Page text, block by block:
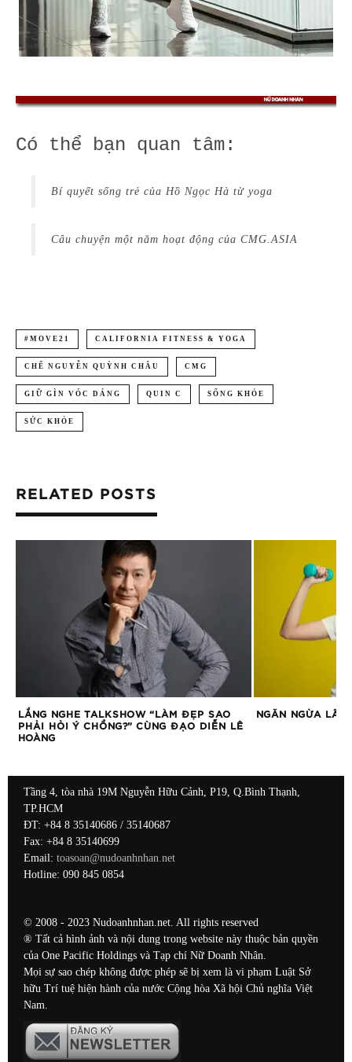
Có thể bạn quan tâm:
Bí quyết sống trẻ của Hồ Ngọc Hà từ yoga
Câu chuyện một năm hoạt động của CMG.ASIA
#MOVE21 CALIFORNIA FITNESS & YOGA
CHẾ NGUYỄN QUỲNH CHÂU CMG
GIỮ GÌN VÓC DÁNG QUIN C SỐNG KHỎE
SỨC KHỎE
RELATED POSTS
LẮNG NGHE TALKSHOW “LÀM ĐẸP SAO
PHẢI HỎI Ý CHỒNG?” CÙNG ĐẠO DIỄN LÊ
HOÀNG
NGĂN NGỪA LÃO
Tầng 4, tòa nhà 19M Nguyễn Hữu Cảnh, P19, Q.Bình Thạnh,
TP.HCM
ĐT: +84 8 35140686 / 35140687
Fax: +84 8 35140699
Email: toasoan@nudoanhnhan.net
Hotline: 090 845 0854
© 2008 - 2023 Nudoanhnhan.net. All rights reserved
® Tất cả hình ảnh và nội dung trong website này thuộc bản quyền
của One Pacific Holdings và Tạp chí Nữ Doanh Nhân.
Mọi sự sao chép không được phép sẽ bị xem là vi phạm Luật Sở
hữu Trí tuệ hiện hành của nước Cộng hòa Xã hội Chủ nghĩa Việt
Nam.